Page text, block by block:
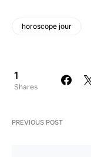
horoscope jour
1
Shares
PREVIOUS POST